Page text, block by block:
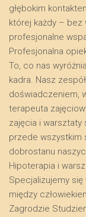
głębokim
której każdy – bez
profesjonalne
​Profesjonalna
​To, co nas
kadra. Nasz
doświadczeniem,
terapeuta
zajęcia i warsztaty
przede wszystkim
dobrostanu
​Hipoterapia i
​Specjalizujemy się
między
Zagrodzie